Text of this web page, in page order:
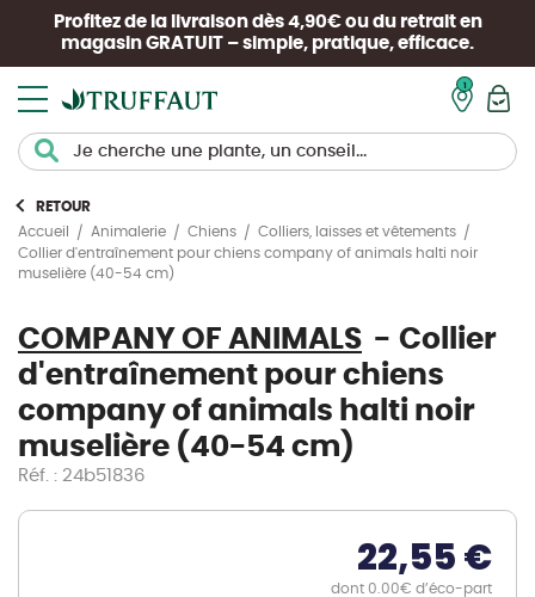
Profitez de la livraison dès 4,90€ ou du retrait en
magasin GRATUIT – simple, pratique, efficace.
RETOUR
Accueil
Animalerie Chiens
Colliers, laisses et vêtements
Collier d'entraînement pour chiens company of animals halti noir
muselière (40-54 cm)
COMPANY OF ANIMALS
Collier
d'entraînement pour chiens
company of animals halti noir
muselière (40-54 cm)
Réf. : 24b51836
22,55 €
dont 0.00€ d’éco-part